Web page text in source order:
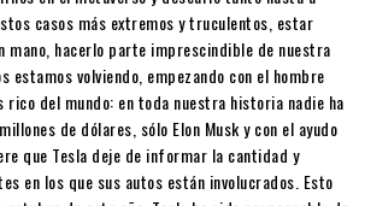
casos más extremos y truculentos, estar
mano, hacerlo parte imprescindible de nuestra
estamos volviendo, empezando con el hombre
rico del mundo: en toda nuestra historia nadie ha
de dólares, sólo Elon Musk y con el ayudo
que Tesla deje de informar la cantidad y
en los que sus autos están involucrados. Esto